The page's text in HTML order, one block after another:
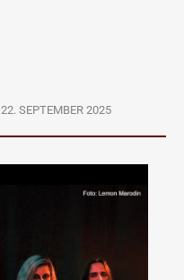
22. SEPTEMBER 2025